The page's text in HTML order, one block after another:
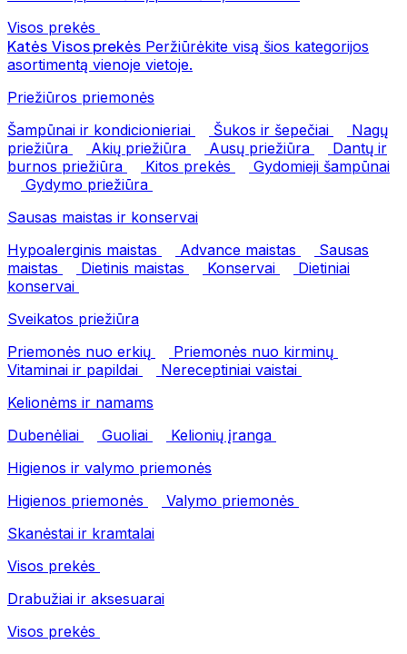
Visos prekės
Katės Visos prekės Peržiūrėkite visą šios kategorijos
asortimentą vienoje vietoje.
Priežiūros priemonės
Šampūnai ir kondicionieriai
Šukos ir šepečiai
Nagų
priežiūra
Akių priežiūra Ausų priežiūra
Dantų ir
burnos priežiūra
Kitos prekės
Gydomieji šampūnai
Gydymo priežiūra
Sausas maistas ir konservai
Hypoalerginis maistas
Advance maistas
Sausas
maistas
Dietinis maistas Konservai
Dietiniai
konservai
Sveikatos priežiūra
Priemonės nuo erkių
Priemonės nuo kirminų
Vitaminai ir papildai
Nereceptiniai vaistai
Kelionėms ir namams
Dubenėliai
Guoliai
Kelionių įranga
Higienos ir valymo priemonės
Higienos priemonės
Valymo priemonės
Skanėstai ir kramtalai
Visos prekės
Drabužiai ir aksesuarai
Visos prekės